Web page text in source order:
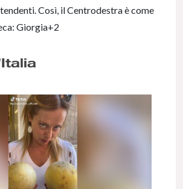
Così, il Centrodestra è come
Giorgia+2